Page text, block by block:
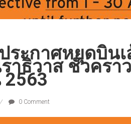
ระกาศหยุดบิน
าธิวาส ชั่วคร
2563
0 Comment